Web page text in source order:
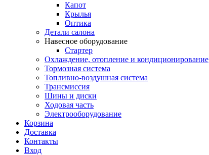
Капот
Крылья
Оптика
Детали салона
Навесное оборудование
Стартер
Охлаждение, отопление и кондиционирование
Тормозная система
Топливно-воздушная система
Трансмиссия
Шины и диски
Ходовая часть
Электрооборудование
Корзина
Доставка
Контакты
Вход